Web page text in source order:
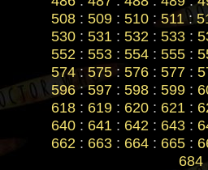
508 : 509 : 510 : 511 :
530: 531 : 532 : 533:
552 : 553: 554: 555:
574: 575: 576: 577:
596 : 597 : 598 : 599 :
618: 619: 620: 621 :
640: 641 : 642 : 643:
662 : 663: 664: 665:
684